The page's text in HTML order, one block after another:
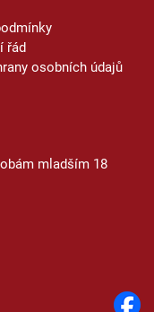
řád
osobních údajů
mladším 18